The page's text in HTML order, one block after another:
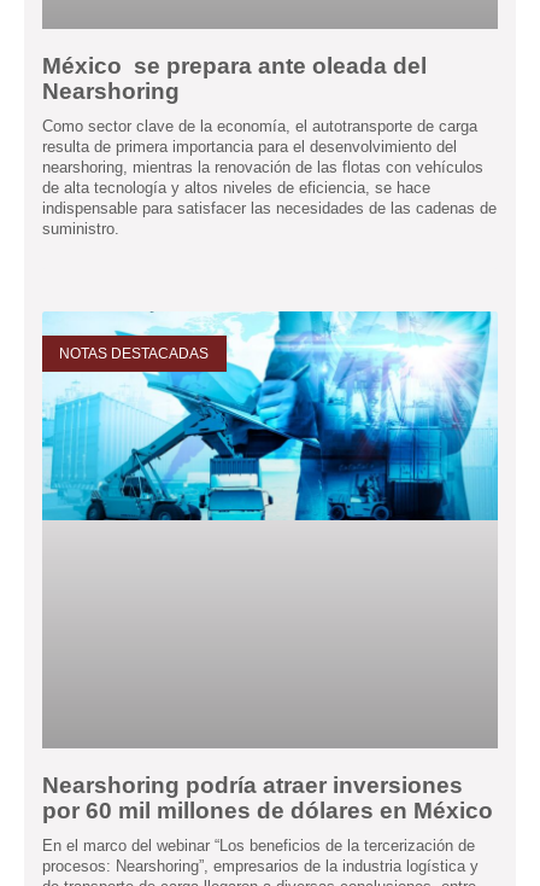
México se prepara ante oleada del
Nearshoring
Como sector clave de la economía, el autotransporte de carga
resulta de primera importancia para el desenvolvimiento del
nearshoring, mientras la renovación de las flotas con vehículos
de alta tecnología y altos niveles de eficiencia, se hace
indispensable para satisfacer las necesidades de las cadenas de
suministro.
NOTAS DESTACADAS
Nearshoring podría atraer inversiones
por 60 mil millones de dólares en México
En el marco del webinar “Los beneficios de la tercerización de
procesos: Nearshoring”, empresarios de la industria logística y